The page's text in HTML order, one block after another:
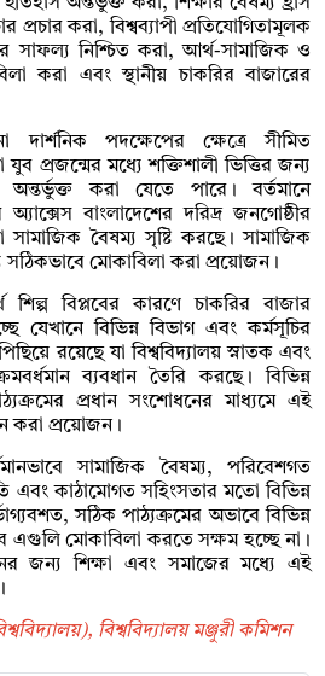
প্রচার করা, বিশ্বব্যাপী প্রতিযোগিতামূলক
সাফল্য নিশ্চিত করা, আর্থ-সামাজিক ও
করা এবং স্থানীয় চাকরির বাজারের
দার্শনিক পদক্ষেপের ক্ষেত্রে সীমিত
প্রজন্মের মধ্যে শক্তিশালী ভিত্তির জন্য
অন্তর্ভুক্ত করা যেতে পারে। বর্তমানে
অ্যাক্সেস বাংলাদেশের দরিদ্র জনগোষ্ঠীর
বৈষম্য সৃষ্টি করছে। সামাজিক
সঠিকভাবে মোকাবিলা করা প্রয়োজন।
বিপ্লবের কারণে চাকরির বাজার
যেখানে বিভিন্ন বিভাগ এবং কর্মসূচির
রয়েছে যা বিশ্ববিদ্যালয় স্নাতক এবং
ব্যবধান তৈরি করছে। বিভিন্ন
প্রধান সংশোধনের মাধ্যমে এই
করা প্রয়োজন।
সামাজিক বৈষম্য, পরিবেশগত
এবং কাঠামোগত সহিংসতার মতো বিভিন্ন
সঠিক পাঠ্যক্রমের অভাবে বিভিন্ন
এগুলি মোকাবিলা করতে সক্ষম হচ্ছে না।
জন্য শিক্ষা এবং সমাজের মধ্যে এই
বিশ্ববিদ্যালয় মঞ্জুরী কমিশন